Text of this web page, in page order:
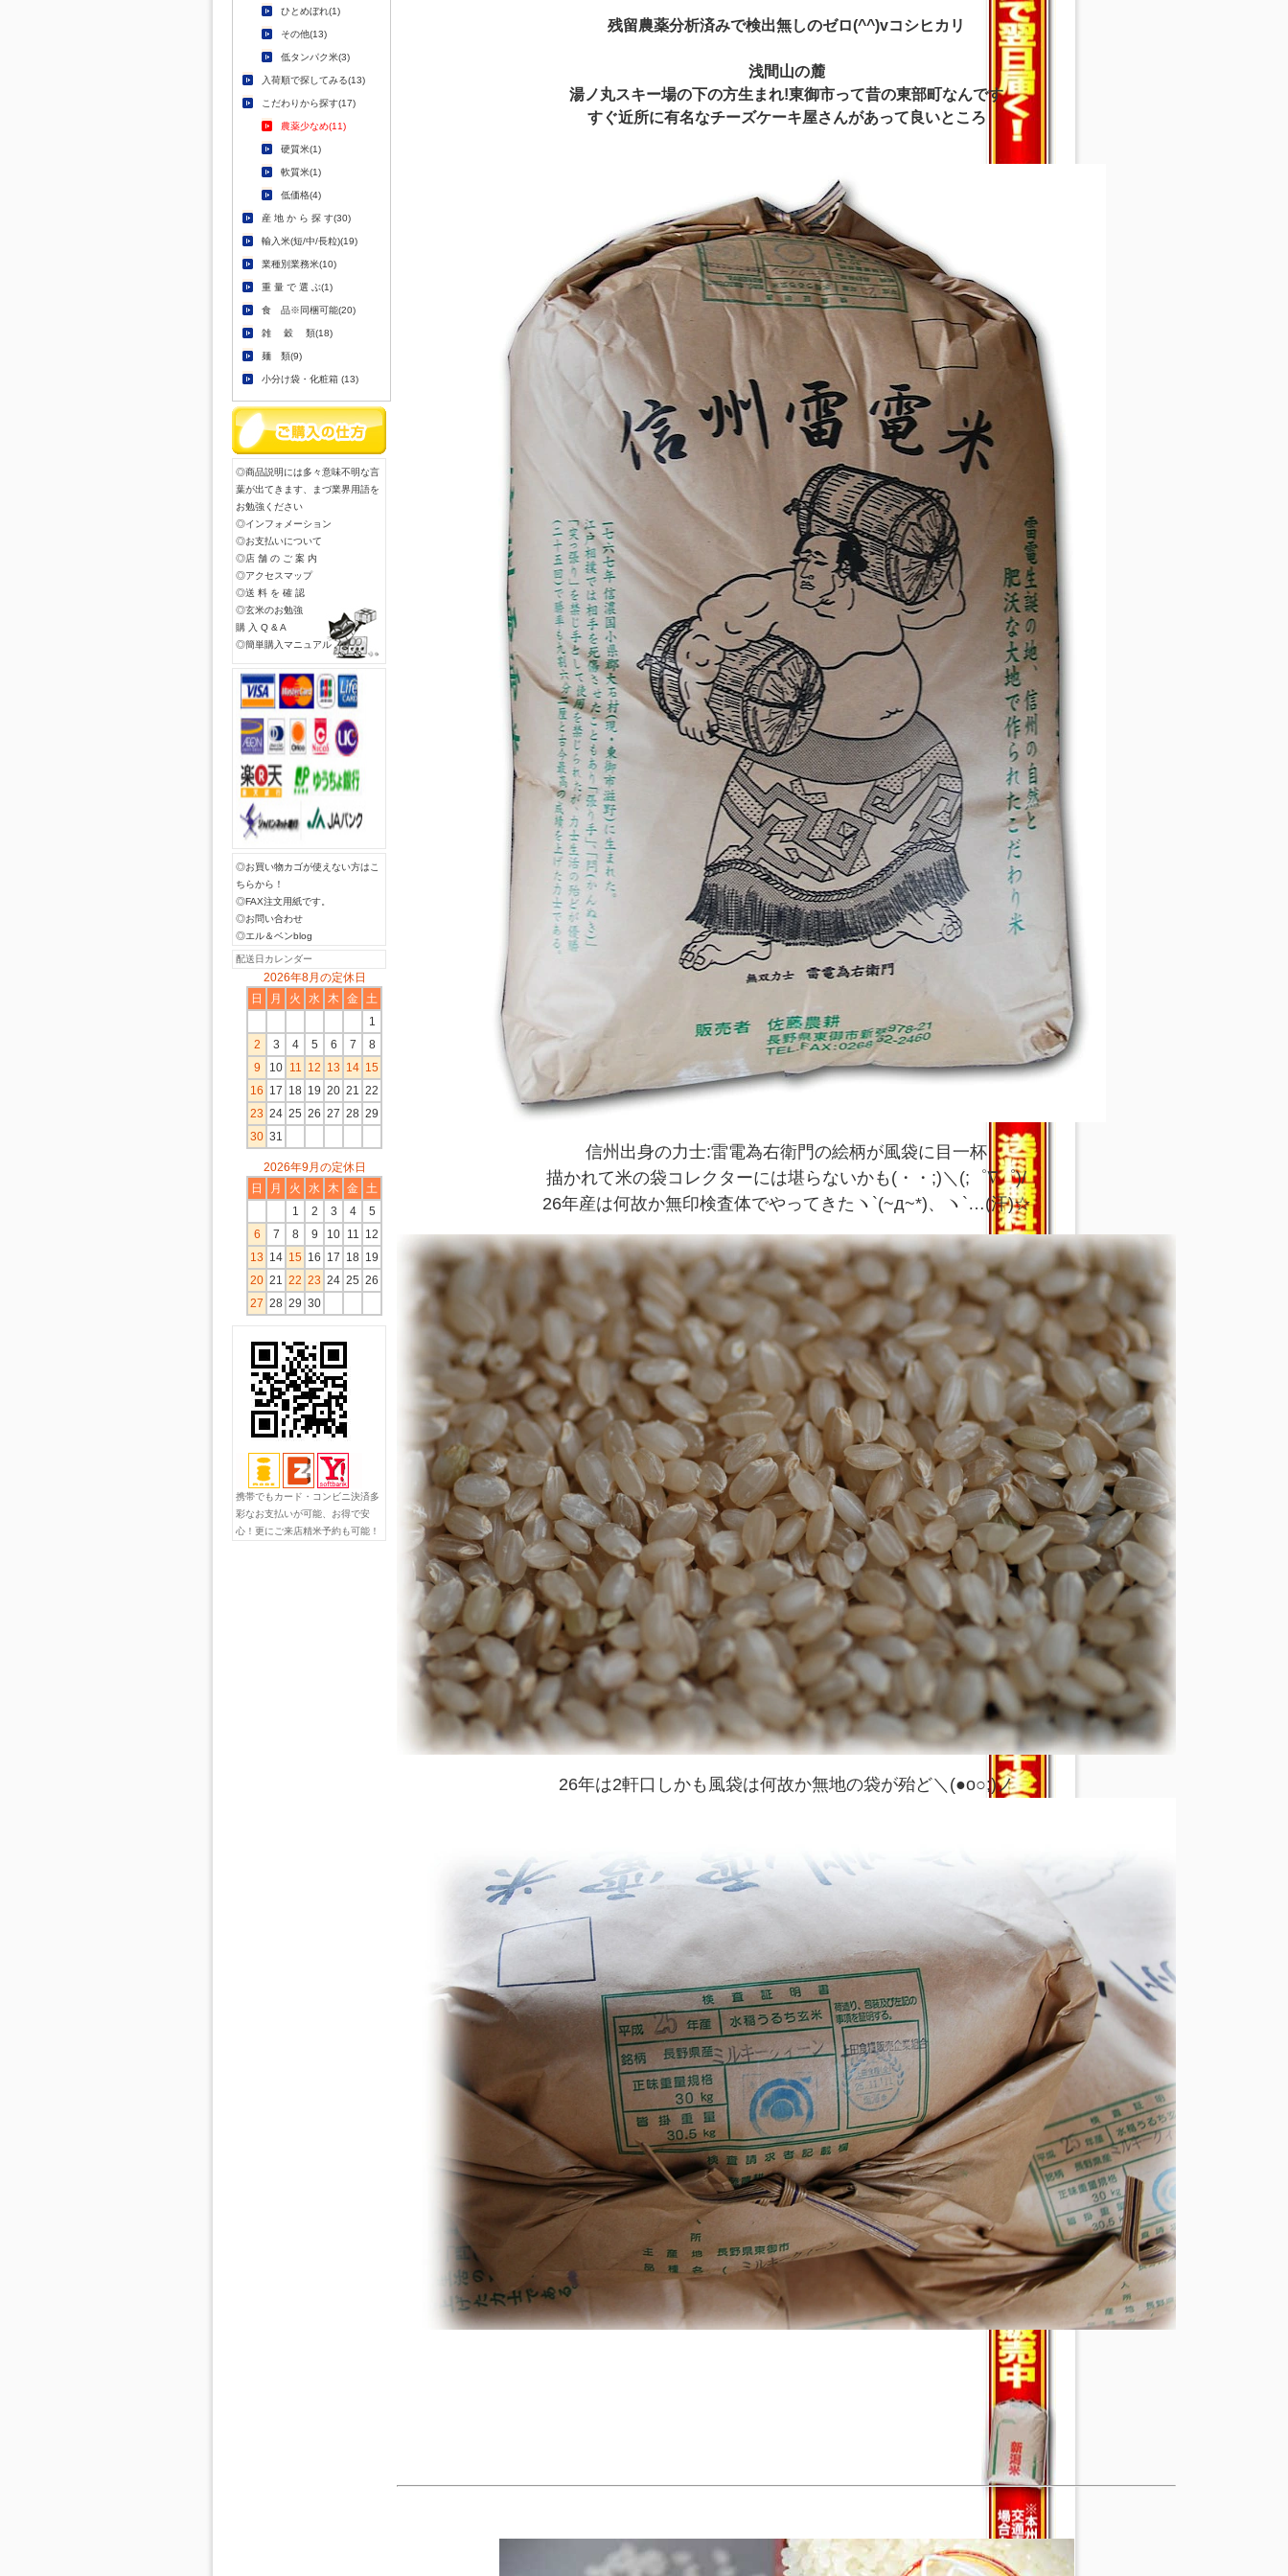
ひとめぼれ(1)
その他(13)
低タンパク米(3)
入荷順で探してみる(13)
こだわりから探す(17)
農薬少なめ(11)
硬質米(1)
軟質米(1)
低価格(4)
産 地 か ら 探 す(30)
輸入米(短/中/長粒)(19)
業種別業務米(10)
重 量 で 選 ぶ(1)
食 品※同梱可能(20)
雑 穀 類(18)
麺 類(9)
小分け袋・化粧箱 (13)
◎商品説明には多々意味不明な言
葉が出てきます、まづ業界用語を
お勉強ください
◎インフォメーション
◎お支払いについて
◎店 舗 の ご 案 内
◎アクセスマップ
◎送 料 を 確 認
◎玄米のお勉強
購 入 Q & A
◎簡単購入マニュアル
◎お買い物カゴが使えない方はこ
ちらから！
◎FAX注文用紙です。
◎お問い合わせ
◎エル＆ベンblog
配送日カレンダー
2026年8月の定休日
日
月 火 水 木 金 土
1
2
3 4 5 6 7
8
9
10 11 12 13 14 15
16 17 18 19 20 21 22
23 24 25 26 27 28 29
30 31
2026年9月の定休日
日
月 火 水 木 金 土
1
2 3 4
5
6
7 8 9 10 11 12
13 14 15 16 17 18 19
20 21 22 23 24 25 26
27 28 29 30
携帯でもカード・コンビニ決済多
彩なお支払いが可能、お得で安
心！更にご来店精米予約も可能！
残留農薬分析済みで検出無しのゼロ(^^)vコシヒカリ
浅間山の麓
湯ノ丸スキー場の下の方生まれ!東御市って昔の東部町なんです
すぐ近所に有名なチーズケーキ屋さんがあって良いところ
信州出身の力士:雷電為右衛門の絵柄が風袋に目一杯
描かれて米の袋コレクターには堪らないかも(・・;)＼(;゜∇゜)/
26年産は何故か無印検査体でやってきたヽ`(~д~*)、ヽ`…(汗)☆
26年は2軒口しかも風袋は何故か無地の袋が殆ど＼(●o○;)ノ